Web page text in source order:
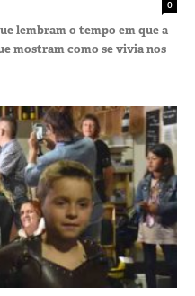
0
lembram o tempo em que a
mostram como se vivia nos